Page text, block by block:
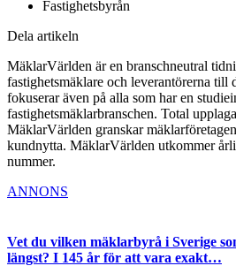
Fastighetsbyrån
Dela artikeln
MäklarVärlden är en branschneutral
fastighetsmäklare och leverantörerna till
fokuserar även på alla som har en
fastighetsmäklarbranschen. Total
MäklarVärlden granskar
kundnytta. MäklarVärlden utkommer
nummer.
ANNONS
Vet du vilken mäklarbyrå i Sverige
längst? I 145 år för att vara exakt…